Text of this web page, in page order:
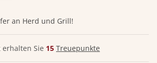
an Herd und Grill!
erhalten Sie 15 Treuepunkte